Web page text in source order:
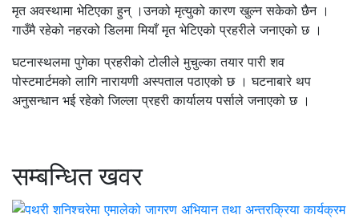
मृत अवस्थामा भेटिएका हुन् ।उनको मृत्युको कारण खुल्न सकेको छैन ।
गाउँमै रहेको नहरको डिलमा मियाँ मृत भेटिएको प्रहरीले जनाएको छ ।
घटनास्थलमा पुगेका प्रहरीको टोलीले मुचुल्का तयार पारी शव
पोस्टमार्टमको लागि नारायणी अस्पताल पठाएको छ । घटनाबारे थप
अनुसन्धान भई रहेको जिल्ला प्रहरी कार्यालय पर्साले जनाएको छ ।
सम्बन्धित खवर